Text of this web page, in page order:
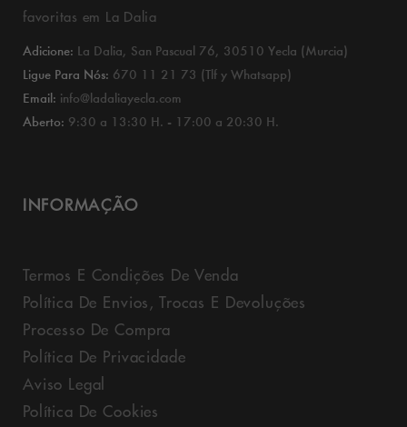
favoritas em La Dalia
Adicione: La Dalia, San Pascual 76, 30510 Yecla (Murcia)
Ligue Para Nós: 670 11 21 73 (Tlf y Whatsapp)
Email: info@ladaliayecla.com
Aberto: 9:30 a 13:30 H. - 17:00 a 20:30 H.
INFORMAÇÃO
Termos E Condições De Venda
Política De Envios, Trocas E Devoluções
Processo De Compra
Política De Privacidade
Aviso Legal
Política De Cookies